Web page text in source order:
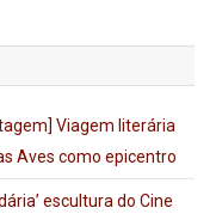
Viagem literária
Aves como epicentro
escultura do Cine